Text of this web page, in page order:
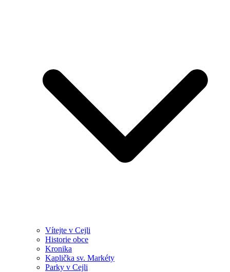
Vítejte v Cejli
Historie obce
Kronika
Kaplička sv. Markéty
Parky v Cejli